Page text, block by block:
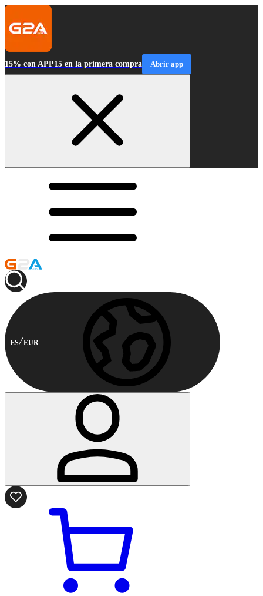
15% con APP15 en la primera compra Abrir app
ES EUR